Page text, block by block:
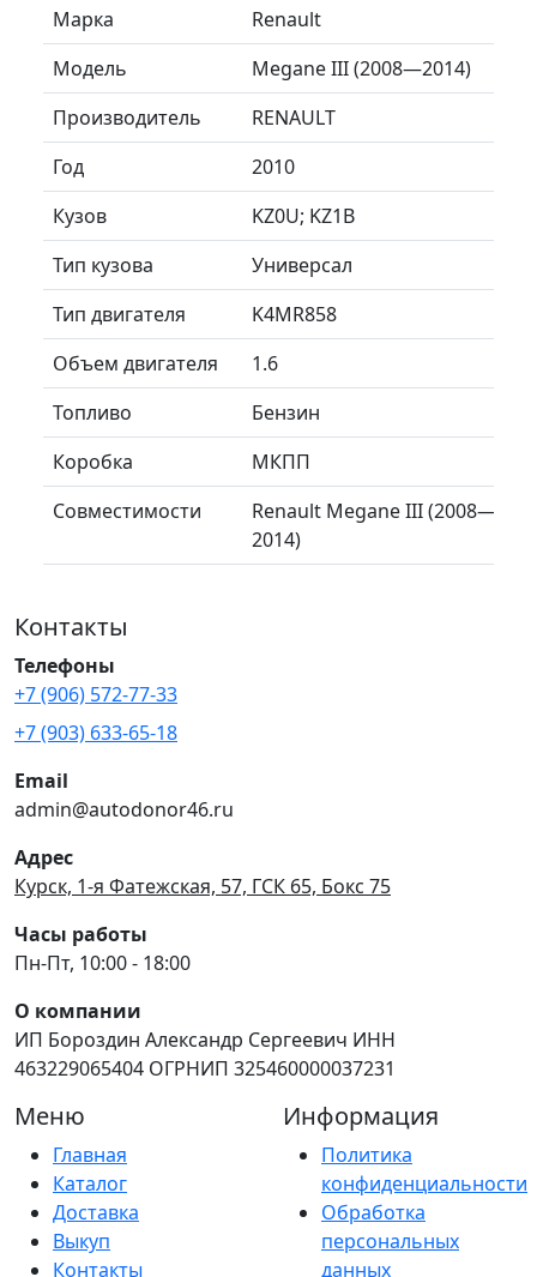
Марка
Renault
Модель
Megane III (2008—2014)
Производитель
RENAULT
Год
2010
Кузов
KZ0U; KZ1B
Тип кузова
Универсал
Тип двигателя
K4MR858
Объем двигателя
1.6
Топливо
Бензин
Коробка
МКПП
Совместимости
Renault Megane III (2008—
2014)
Контакты
Телефоны
+7 (906) 572-77-33
+7 (903) 633-65-18
Email
admin@autodonor46.ru
Адрес
Курск, 1-я Фатежская, 57, ГСК 65, Бокс 75
Часы работы
Пн-Пт, 10:00 - 18:00
О компании
ИП Бороздин Александр Сергеевич ИНН
463229065404 ОГРНИП 325460000037231
Меню
Главная
Каталог
Доставка
Выкуп
Контакты
Информация
Политика
конфиденциальности
Обработка
персональных
данных